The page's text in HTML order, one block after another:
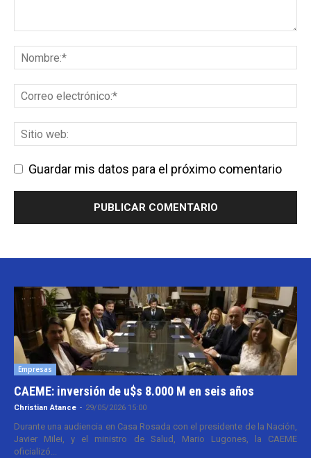
Guardar mis datos para el próximo comentario
Empresas
CAEME: inversión de u$s 8.000 M en seis años
Christian Atance - 29/05/2026 15:00
Durante una audiencia en Casa Rosada con el presidente de la Nación,
Javier Milei, y el ministro de Salud, Mario Lugones, la CAEME
oficializó...